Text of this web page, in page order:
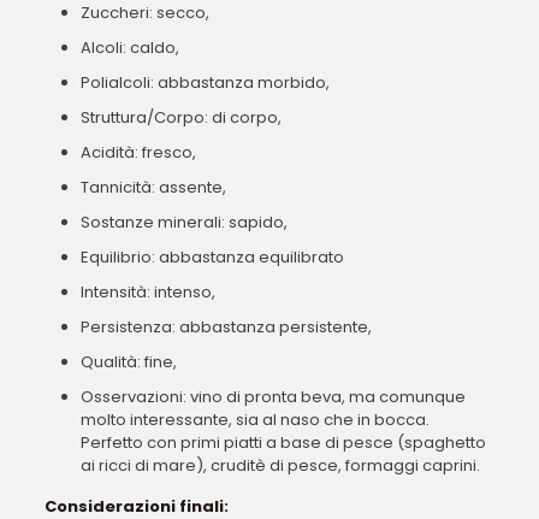
Zuccheri: secco,
Alcoli: caldo,
Polialcoli: abbastanza morbido,
Struttura/Corpo: di corpo,
Acidità: fresco,
Tannicità: assente,
Sostanze minerali: sapido,
Equilibrio: abbastanza equilibrato
Intensità: intenso,
Persistenza: abbastanza persistente,
Qualità: fine,
Osservazioni: vino di pronta beva, ma comunque
molto interessante, sia al naso che in bocca.
Perfetto con primi piatti a base di pesce (spaghetto
ai ricci di mare), cruditè di pesce, formaggi caprini.
Considerazioni finali: